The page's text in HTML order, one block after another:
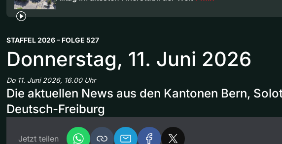
STAFFEL 2026 – FOLGE 527
Donnerstag, 11. Juni 2026
Do 11. Juni 2026, 16.00 Uhr
Die aktuellen News aus den Kantonen Bern,
Deutsch-Freiburg
Jetzt teilen